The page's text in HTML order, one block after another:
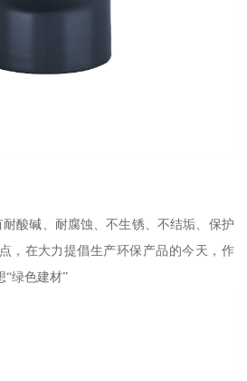
酸碱、耐腐蚀、不生锈、不结垢、保护
，在大力提倡生产环保产品的今天，作
“绿色建材”